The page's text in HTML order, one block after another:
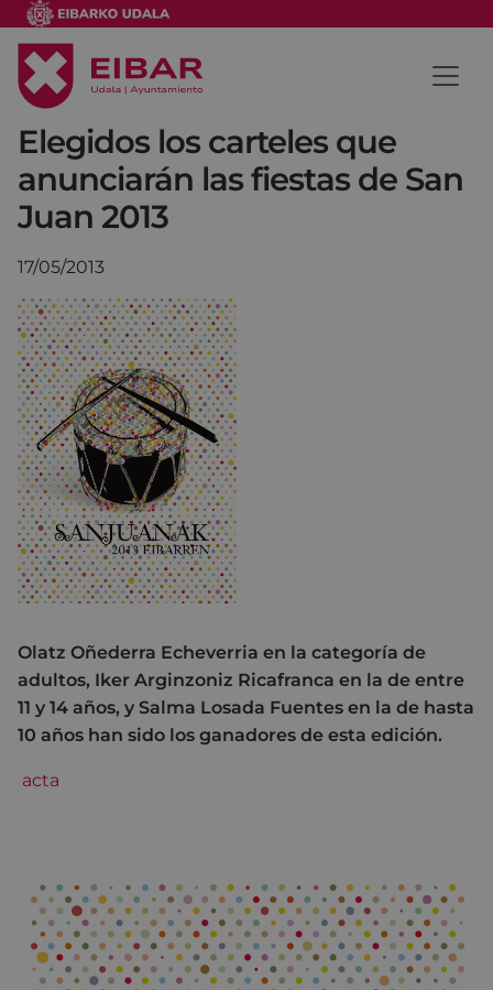
Elegidos los carteles que
anunciarán las fiestas de San
Juan 2013
17/05/2013
Olatz Oñederra Echeverria en la categoría de
adultos, Iker Arginzoniz Ricafranca en la de entre
11 y 14 años, y Salma Losada Fuentes en la de hasta
10 años han sido los ganadores de esta edición.
acta